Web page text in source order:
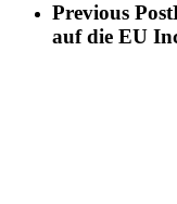
Previous Post
auf die EU